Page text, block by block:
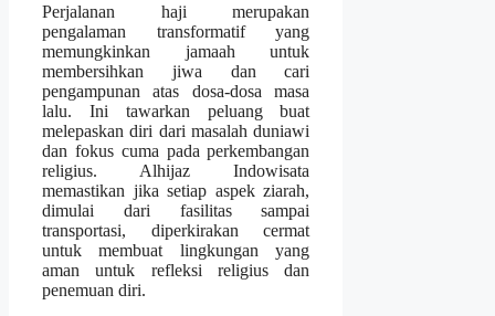
Perjalanan haji merupakan
pengalaman transformatif yang
memungkinkan jamaah untuk
membersihkan jiwa dan cari
pengampunan atas dosa-dosa masa
lalu. Ini tawarkan peluang buat
melepaskan diri dari masalah duniawi
dan fokus cuma pada perkembangan
religius. Alhijaz Indowisata
memastikan jika setiap aspek ziarah,
dimulai dari fasilitas sampai
transportasi, diperkirakan cermat
untuk membuat lingkungan yang
aman untuk refleksi religius dan
penemuan diri.